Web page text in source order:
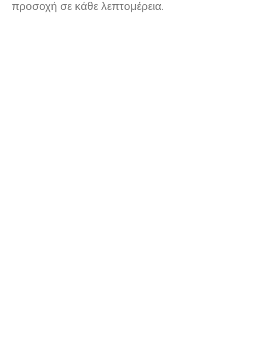
προσοχή σε κάθε λεπτομέρεια.